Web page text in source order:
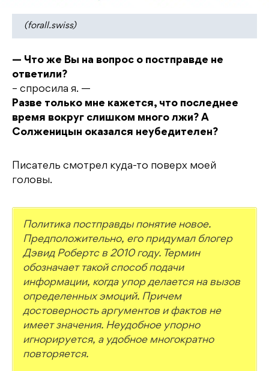
(forall.swiss)
— Что же Вы на вопрос о постправде не
ответили?
– спросила я. —
Разве только мне кажется, что последнее
время вокруг слишком много лжи? А
Солженицын оказался неубедителен?
Писатель смотрел куда-то поверх моей
головы.
Политика постправды понятие новое.
Предположительно, его придумал блогер
Дэвид Робертс в 2010 году. Термин
обозначает такой способ подачи
информации, когда упор делается на вызов
определенных эмоций. Причем
достоверность аргументов и фактов не
имеет значения. Неудобное упорно
игнорируется, а удобное многократно
повторяется.